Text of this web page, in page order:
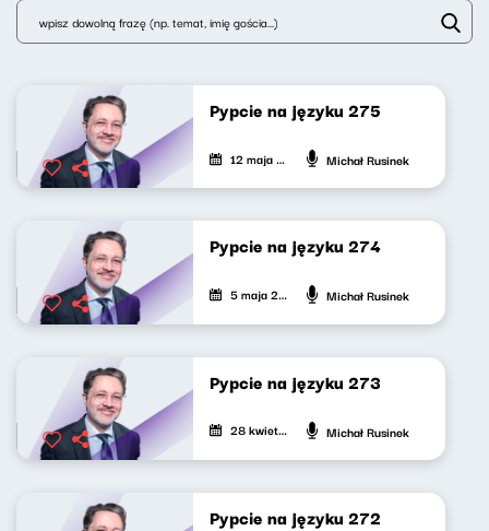
Pypcie na języku 275
12 maja 2026 Michał Rusinek
Pypcie na języku 274
5 maja 2026 Michał Rusinek
Pypcie na języku 273
28 kwietnia 2026 Michał Rusinek
Pypcie na języku 272